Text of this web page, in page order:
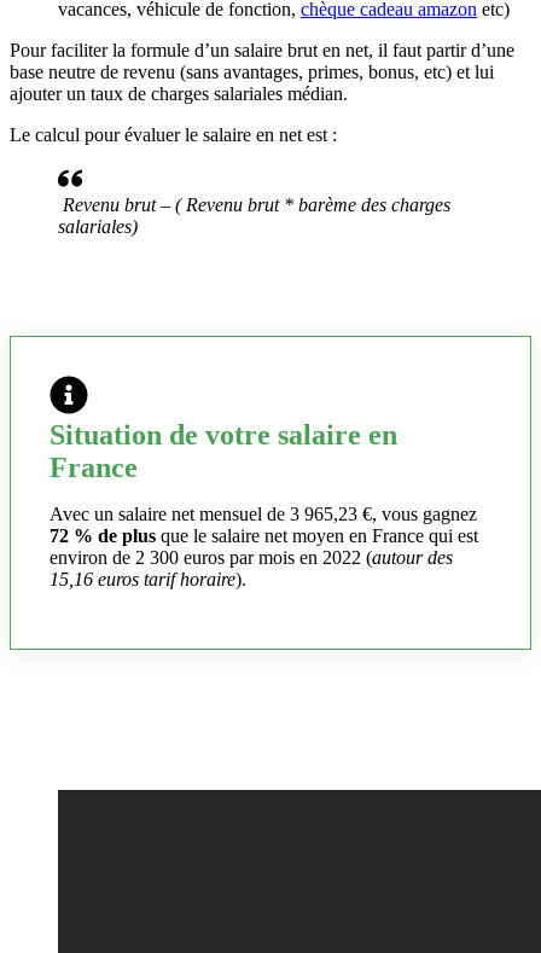
vacances, véhicule de fonction, chèque cadeau amazon etc)
Pour faciliter la formule d’un salaire brut en net, il faut partir d’une
base neutre de revenu (sans avantages, primes, bonus, etc) et lui
ajouter un taux de charges salariales médian.
Le calcul pour évaluer le salaire en net est :
Revenu brut – ( Revenu brut * barème des charges
salariales)
Situation de votre salaire en
France
Avec un salaire net mensuel de 3 965,23 €, vous gagnez
72 % de plus que le salaire net moyen en France qui est
environ de 2 300 euros par mois en 2022 (autour des
15,16 euros tarif horaire).